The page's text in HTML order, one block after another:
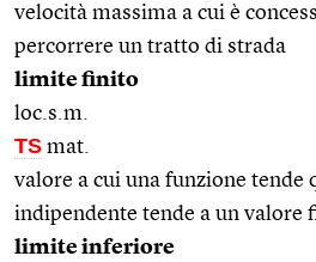
velocità massima a cui è
percorrere un tratto di strada
limite finito
loc.s.m.
TS mat.
valore a cui una funzione tende
indipendente tende a un valore
limite inferiore